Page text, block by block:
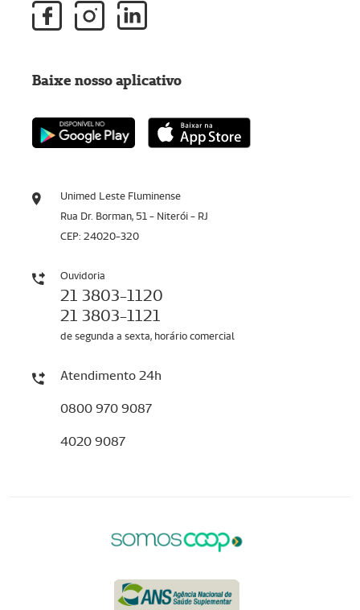
Unimed Leste Fluminense
Rua Dr. Borman, 51 - Niterói - RJ
CEP: 24020-320
Ouvidoria
21 3803-1120
21 3803-1121
de segunda a sexta, horário comercial
Atendimento 24h
0800 970 9087
4020 9087
Baixe nosso aplicativo